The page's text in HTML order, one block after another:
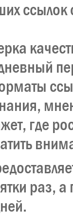
ссылок
где
раз, а